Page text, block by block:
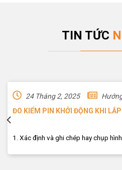
TIN TỨC
24 Tháng 2, 2025
ĐO KIỂM PIN KHỞI ĐỘNG KHI
1. Xác định và ghi chép hay chụp